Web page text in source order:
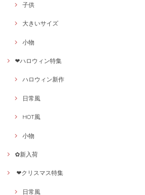
子供
大きいサイズ
小物
❤ハロウィン特集
ハロウィン新作
日常風
HOT風
小物
✿新入荷
❤クリスマス特集
日常風